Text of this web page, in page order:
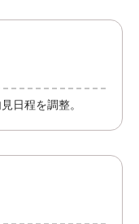
日程を調整。